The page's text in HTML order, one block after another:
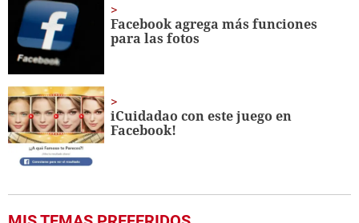
Facebook agrega más funciones
para las fotos
iCuidadao con este juego en
Facebook!